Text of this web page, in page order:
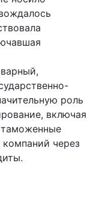
роль
включая
через